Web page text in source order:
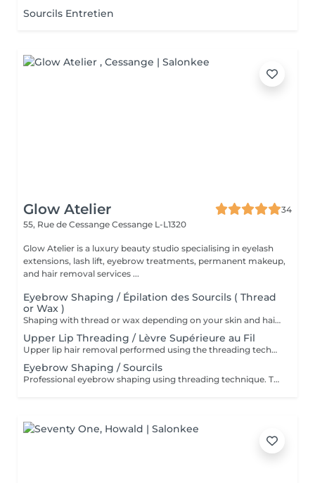
Sourcils Entretien
Glow Atelier
34
55, Rue de Cessange Cessange L-L1320
Glow Atelier is a luxury beauty studio specialising in eyelash
extensions, lash lift, eyebrow treatments, permanent makeup,
and hair removal services ...
Eyebrow Shaping / Épilation des Sourcils ( Thread
or Wax )
Shaping with thread or wax depending on your skin and hair type. * Restructuration des sourcils au fil ou à la cire selon votre peau et votre pilosité
Upper Lip Threading / Lèvre Supérieure au Fil
Upper lip hair removal performed using the threading technique for precise and gentle results. Ideal for sensitive skin and facial hair removal. Épilation de la lèvre supérieure réalisée à l'aide de la technique au fil pour un résultat précis et en douceur. Idéale pour les peaux sensibles et l'épilation du visage
Eyebrow Shaping / Sourcils
Professional eyebrow shaping using threading technique. The skin is cleansed before the procedure, and a soothing regenerative cream is applied afterwards. Restructuration professionnelle des sourcils au fil. La peau est nettoyée avant la procédure et une crème apaisante et régénérante est appliquée après le soin